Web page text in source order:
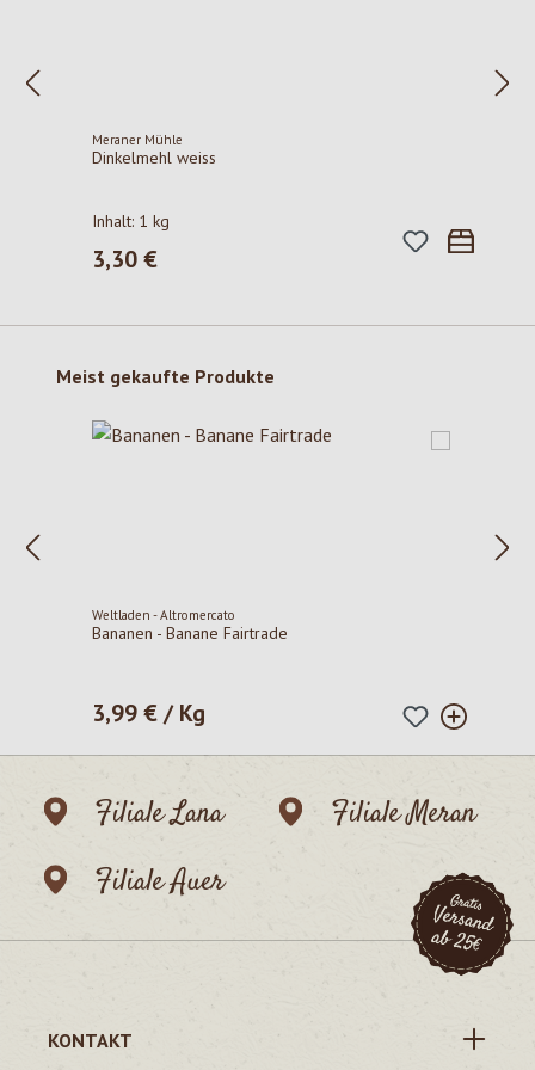
Meraner Mühle
Dinkelmehl weiss
Inhalt: 1 kg
Regulärer Preis:
3,30 €
Produktgalerie überspringen
Meist gekaufte Produkte
Weltladen - Altromercato
Bananen - Banane Fairtrade
Regulärer Preis:
3,99 € / Kg
Filiale Lana
Filiale Meran
Filiale Auer
KONTAKT